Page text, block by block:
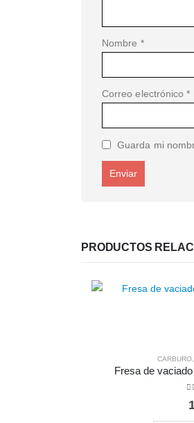
Nombre *
Correo electrónico*
Guarda mi
PRODUCTOS
CARBURO
Fresa de